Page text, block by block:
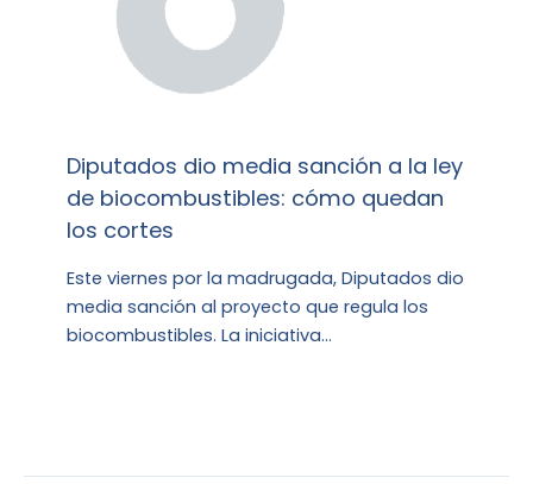
Diputados dio media sanción a la ley
de biocombustibles: cómo quedan
los cortes
Este viernes por la madrugada, Diputados dio
media sanción al proyecto que regula los
biocombustibles. La iniciativa…